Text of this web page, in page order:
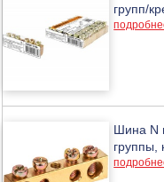
групп/
Шина N
группы,